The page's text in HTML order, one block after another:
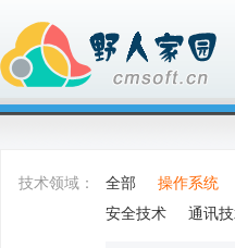
技术领域： 全部 操作系统
安全技术
通讯